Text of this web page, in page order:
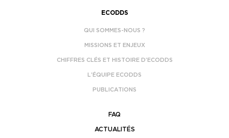
ECODDS
QUI SOMMES-NOUS ?
MISSIONS ET ENJEUX
CHIFFRES CLÉS ET HISTOIRE D’ECODDS
L’ÉQUIPE ECODDS
PUBLICATIONS
FAQ
ACTUALITÉS